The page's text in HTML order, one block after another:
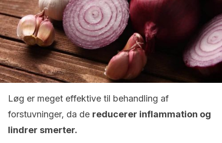
Løg er meget effektive til behandling af
forstuvninger, da de reducerer inflammation og
lindrer smerter.